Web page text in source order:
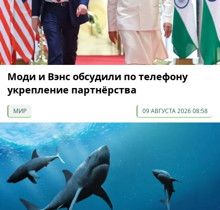
Моди и Вэнс обсудили по телефону
укрепление партнёрства
МИР 09 АВГУСТА 2026 08:58